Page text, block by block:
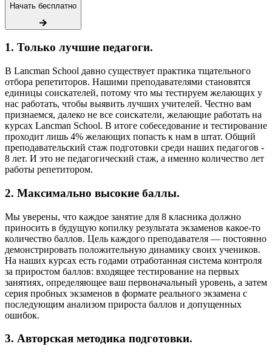
Начать бесплатно
1. Только лучшие педагоги.
В Lancman School давно существует практика тщательного
отбора репетиторов. Нашими преподавателями становятся
единицы соискателей, потому что мы тестируем желающих у
нас работать, чтобы выявить лучших учителей. Честно вам
признаемся, далеко не все соискатели, желающие работать на
курсах Lancman School. В итоге собеседование и тестирование
проходит лишь 4% желающих попасть к нам в штат. Общий
преподавательский стаж подготовки среди наших педагогов -
8 лет. И это не педагогический стаж, а именно количество лет
работы репетитором.
2. Максимально высокие баллы.
Мы уверены, что каждое занятие для 8 класника должно
приносить в будущую копилку результата экзаменов какое-то
количество баллов. Цель каждого преподавателя — постоянно
демонстрировать положительную динамику своих учеников.
На наших курсах есть годами отработанная система контроля
за приростом баллов: входящее тестирование на первых
занятиях, определяющее ваш первоначальный уровень, а затем
серия пробных экзаменов в формате реального экзамена с
последующим анализом прироста баллов и допущенных
ошибок.
3. Авторская методика подготовки.